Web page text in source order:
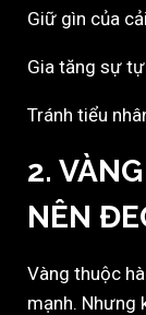
Giữ gìn của
Gia tăng sự
Tránh tiểu
2.
NÊN
Vàng thuộc
mạnh. Nhưng